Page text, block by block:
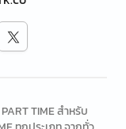
TIME สำหรับ